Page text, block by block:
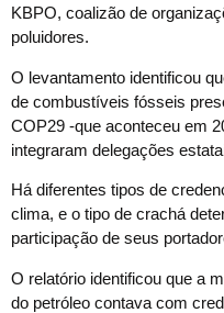
KBPO, coalizão de
poluidores.
O levantamento identificou
de combustíveis fósseis
COP29 -que aconteceu em
integraram delegações
Há diferentes tipos de
clima, e o tipo de crachá
participação de seus
O relatório identificou que a
do petróleo contava com